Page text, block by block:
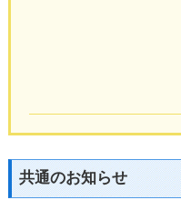
共通のお知らせ